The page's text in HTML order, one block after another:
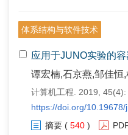
体系结构与软件技术
应用于JUNO实验的
谭宏楠,石京燕,邹佳恒
计算机工程. 2019, 45(4):
https://doi.org/
摘要 ( 540 )